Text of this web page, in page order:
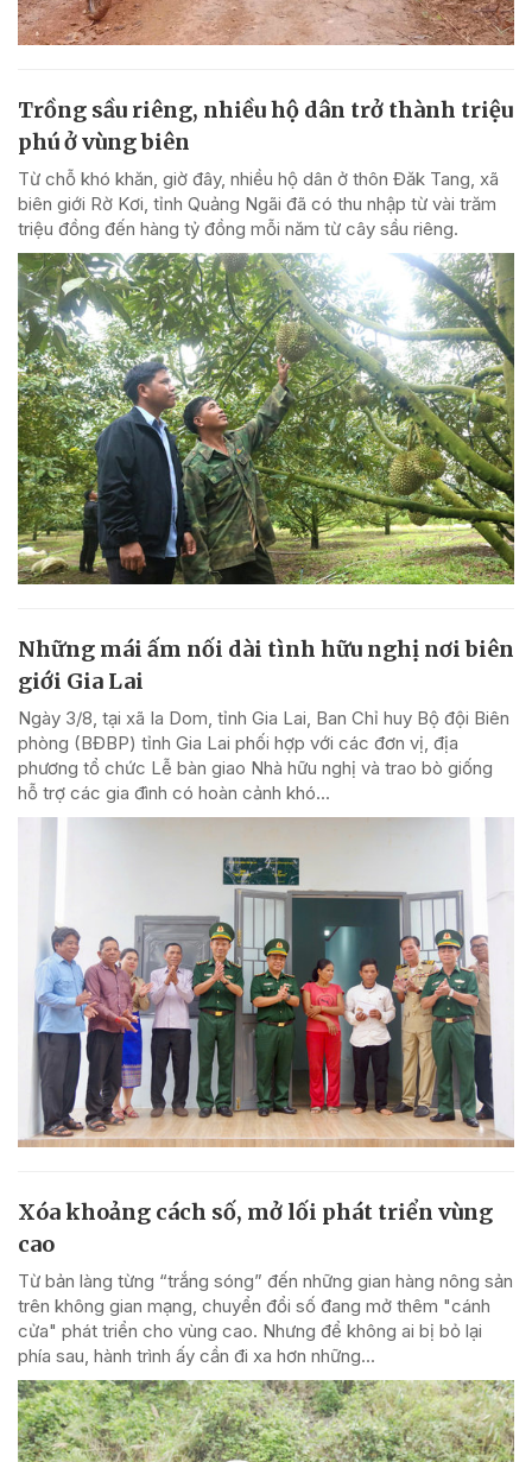
Trồng sầu riêng, nhiều hộ dân trở thành triệu
phú ở vùng biên
Từ chỗ khó khăn, giờ đây, nhiều hộ dân ở thôn Đăk Tang, xã
biên giới Rờ Kơi, tỉnh Quảng Ngãi đã có thu nhập từ vài trăm
triệu đồng đến hàng tỷ đồng mỗi năm từ cây sầu riêng.
Những mái ấm nối dài tình hữu nghị nơi biên
giới Gia Lai
Ngày 3/8, tại xã Ia Dom, tỉnh Gia Lai, Ban Chỉ huy Bộ đội Biên
phòng (BĐBP) tỉnh Gia Lai phối hợp với các đơn vị, địa
phương tổ chức Lễ bàn giao Nhà hữu nghị và trao bò giống
hỗ trợ các gia đình có hoàn cảnh khó...
Xóa khoảng cách số, mở lối phát triển vùng
cao
Từ bản làng từng “trắng sóng” đến những gian hàng nông sản
trên không gian mạng, chuyển đổi số đang mở thêm "cánh
cửa" phát triển cho vùng cao. Nhưng để không ai bị bỏ lại
phía sau, hành trình ấy cần đi xa hơn những...